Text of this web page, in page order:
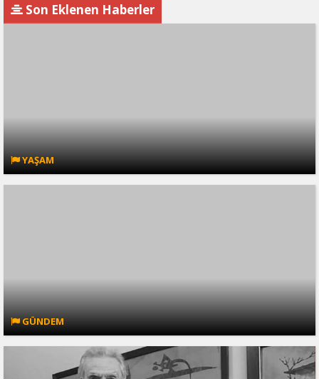
Son Eklenen Haberler
YAŞAM
GÜNDEM